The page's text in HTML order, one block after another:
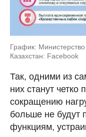
График:
Казахстан: Facebook
Так, одними из
них станут
сокращению
больше не будут
функциям,